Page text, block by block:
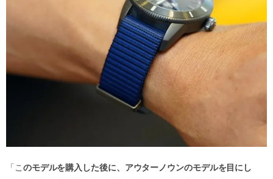
「このモデルを購入した後に、アウターノウンのモデルを目にし